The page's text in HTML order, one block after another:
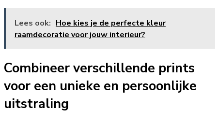
Lees ook: Hoe kies je de perfecte kleur
raamdecoratie voor jouw interieur?
Combineer verschillende prints
voor een unieke en persoonlijke
uitstraling